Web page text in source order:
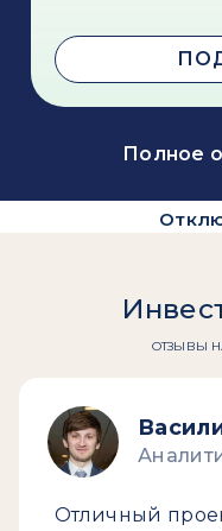
Полное
ОТЗЫВЫ
Отличный